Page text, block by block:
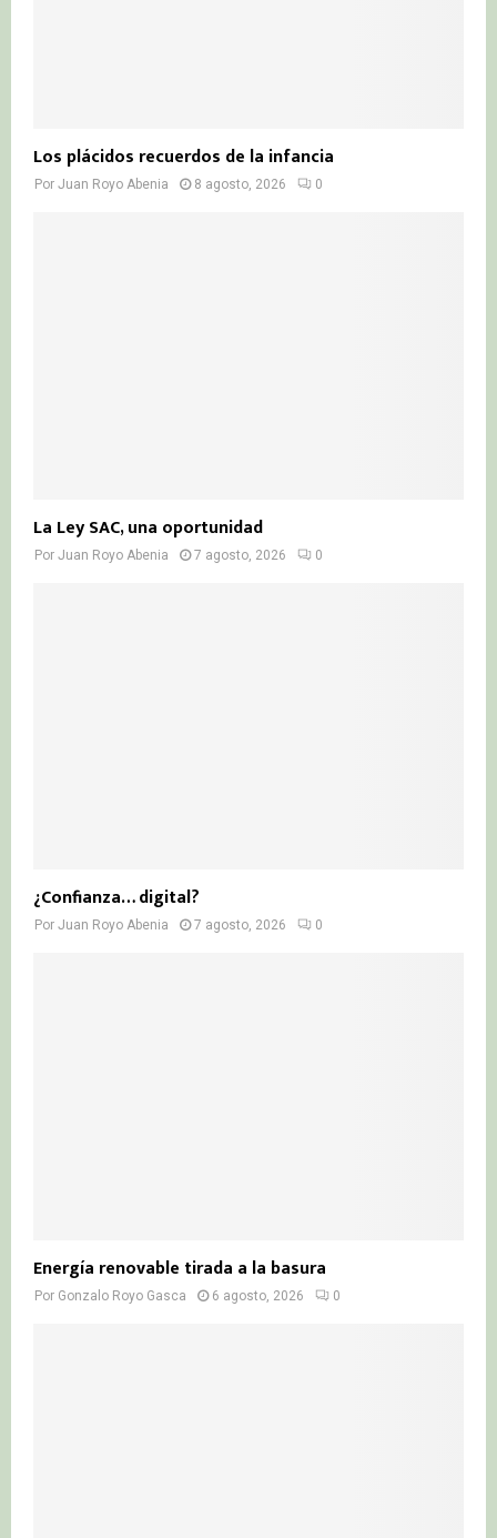
Los plácidos recuerdos de la infancia
Por Juan Royo Abenia 8 agosto, 2026 0
La Ley SAC, una oportunidad
Por Juan Royo Abenia 7 agosto, 2026 0
¿Confianza… digital?
Por Juan Royo Abenia 7 agosto, 2026 0
Energía renovable tirada a la basura
Por Gonzalo Royo Gasca 6 agosto, 2026 0